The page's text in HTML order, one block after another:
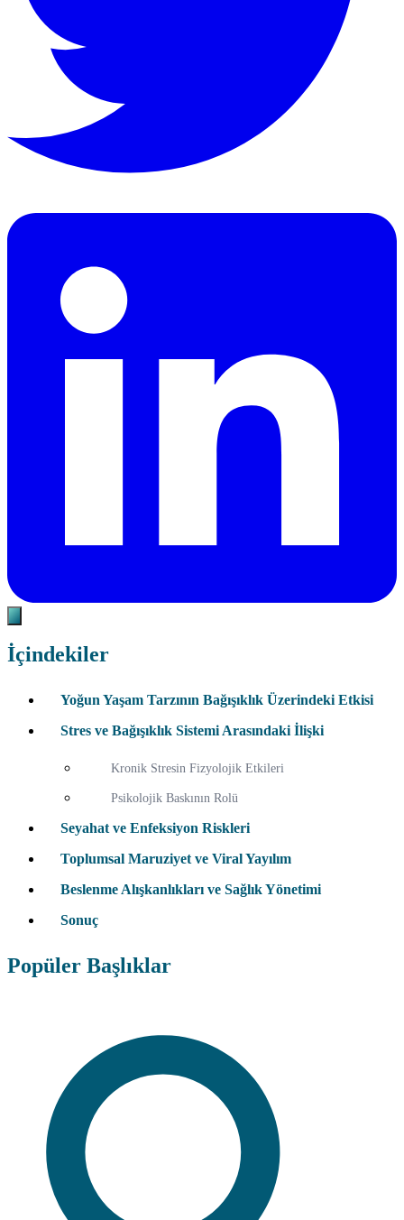
İçindekiler
Yoğun Yaşam Tarzının Bağışıklık Üzerindeki Etkisi
Stres ve Bağışıklık Sistemi Arasındaki İlişki
Kronik Stresin Fizyolojik Etkileri
Psikolojik Baskının Rolü
Seyahat ve Enfeksiyon Riskleri
Toplumsal Maruziyet ve Viral Yayılım
Beslenme Alışkanlıkları ve Sağlık Yönetimi
Sonuç
Popüler Başlıklar